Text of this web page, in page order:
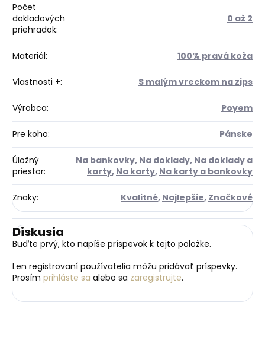
Počet
dokladových
priehradok:
0 až 2
Materiál: 100% pravá koža
Vlastnosti +: S malým vreckom na zips
Výrobca: Poyem
Pre koho: Pánske
Úložný
priestor:
Na bankovky, Na doklady, Na doklady a
karty, Na karty, Na karty a bankovky
Znaky: Kvalitné, Najlepšie, Značkové
Diskusia
Buďte prvý, kto napíše príspevok k tejto položke.
Len registrovaní používatelia môžu pridávať príspevky.
Prosím prihláste sa alebo sa zaregistrujte.